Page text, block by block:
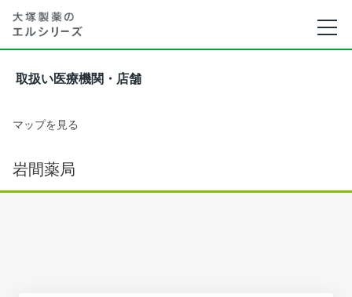
取扱い医療機関・店舗
マップを見る
岩間薬局